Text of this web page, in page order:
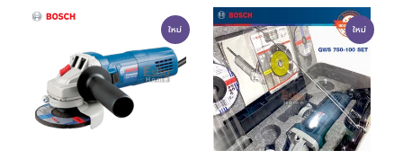
โปรโมชั่นวันนี้
แบรนด์
แผนกสินค้า
ใหม่ ใหม่